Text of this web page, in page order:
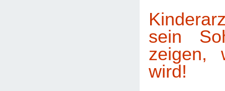
sein
zeigen,
wird!